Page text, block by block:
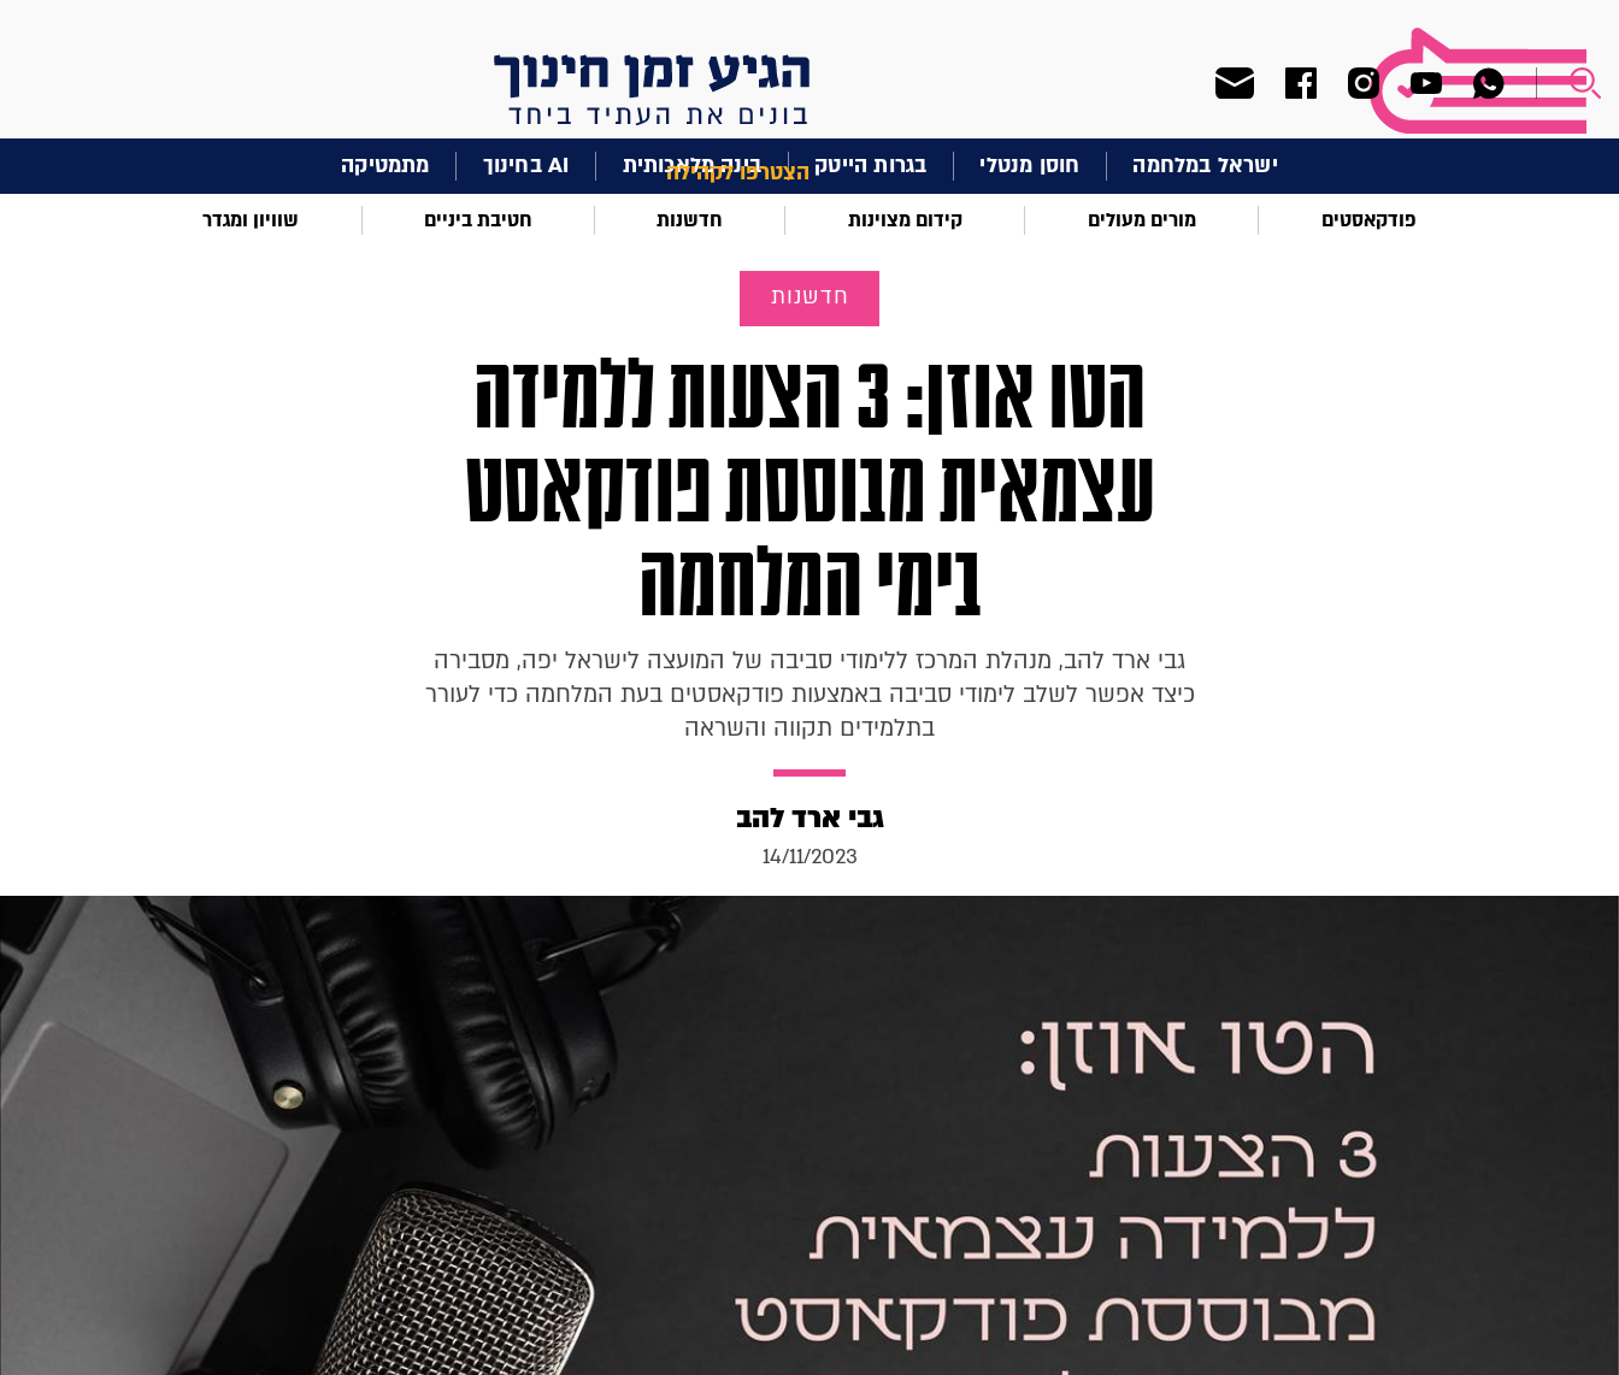
הצטרפו לקהילה ישראל במלחמה חוסן מנטלי בגרות הייטק בינה מלאכותית AI בחינוך מתמטיקה
פודקאסטים מורים מעולים קידום מצוינות חדשנות חטיבת ביניים שוויון ומגדר
חדשנות
הטו אוזן: 3 הצעות ללמידה
עצמאית מבוססת פודקאסט
בימי המלחמה
גבי ארד להב, מנהלת המרכז ללימודי סביבה של המועצה לישראל יפה, מסבירה
כיצד אפשר לשלב לימודי סביבה באמצעות פודקאסטים בעת המלחמה כדי לעורר
בתלמידים תקווה והשראה
גבי ארד להב
14/11/2023